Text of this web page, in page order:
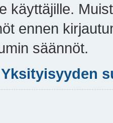
käyttäjille.
ennen
säännöt.
Yksityisyyden